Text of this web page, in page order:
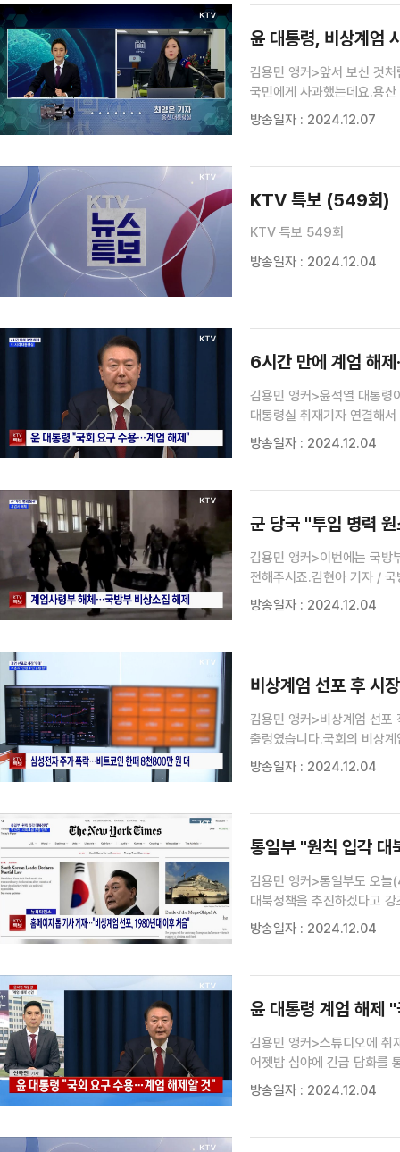
윤 대통령, 비상계엄
김용민 앵커>앞서 보신 것
국민에게 사과했는데요.용
대통령실>네, 용산 대통령
방송일자 : 2024.12.07
KTV 특보 (549회)
KTV 특보 549회
방송일자 : 2024.12.04
6시간 만에 계엄 해제
김용민 앵커>윤석열 대통령
대통령실 취재기자 연결해
네, 윤석열 대통령이 비상
방송일자 : 2024.12.04
군 당국 "투입 병력 원
김용민 앵커>이번에는 국방
전해주시죠.김현아 기자 /
국무회의에서 계엄 해제안
방송일자 : 2024.12.04
비상계엄 선포 후 시
김용민 앵커>비상계엄 선포
출렁였습니다.국회의 비상
안정세로 돌아섰지만 시장
방송일자 : 2024.12.04
통일부 "원칙 입각 대
김용민 앵커>통일부도 오늘
대북정책을 추진하겠다고
존중해 계엄을 철회한 것에
방송일자 : 2024.12.04
윤 대통령 계엄 해제
김용민 앵커>스튜디오에 취
어젯밤 심야에 긴급 담화를
설명해주시죠.신국진 기자
방송일자 : 2024.12.04